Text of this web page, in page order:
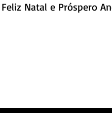
Feliz Natal e Próspero